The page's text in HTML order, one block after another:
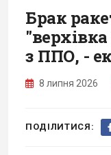
Брак
з ППО, -
8 липня 2026
ПОДІЛИТИСЯ: